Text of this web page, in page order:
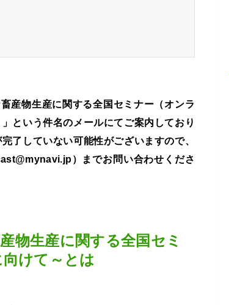
産物生産に関する全国セミナー（オンラ
という件名のメールにてご案内しており
了していない可能性がございますので、
）までお問い合わせくださ
物生産に関する全国セミ
けて～とは